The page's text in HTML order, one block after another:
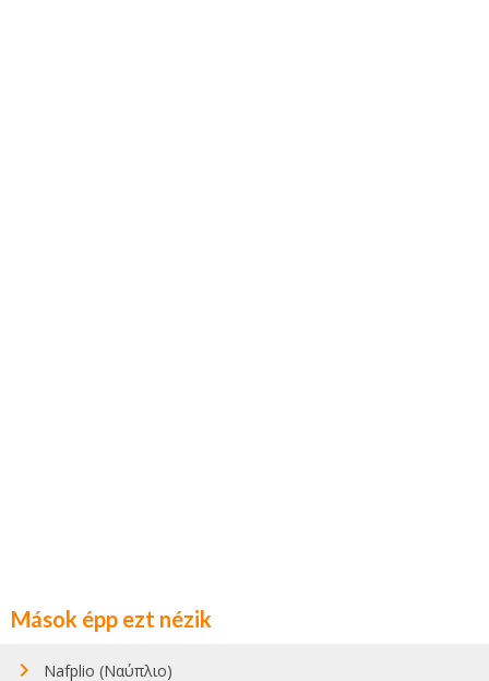
Mások épp ezt nézik
Nafplio (Ναύπλιο)